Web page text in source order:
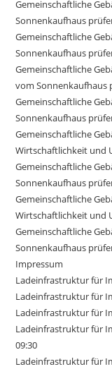
Gemeinschaftliche
Sonnenkaufhaus
Gemeinschaftliche
Sonnenkaufhaus
Gemeinschaftliche
vom Sonnenkaufhaus
Gemeinschaftliche
Sonnenkaufhaus
Gemeinschaftliche
Wirtschaftlichkeit und
Gemeinschaftliche
Sonnenkaufhaus
Gemeinschaftliche
Wirtschaftlichkeit und
Gemeinschaftliche
Sonnenkaufhaus
Impressum
Ladeinfrastruktur für
Ladeinfrastruktur für
Ladeinfrastruktur für
Ladeinfrastruktur für
09:30
Ladeinfrastruktur für